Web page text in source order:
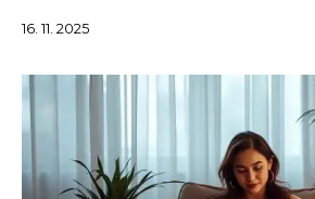
16. 11. 2025